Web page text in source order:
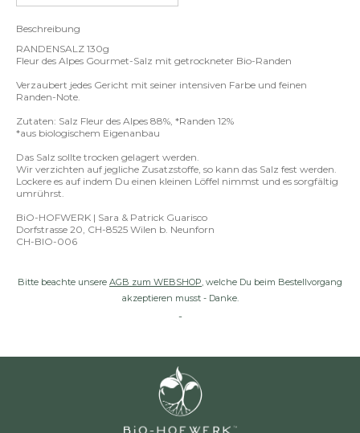
Beschreibung
RANDENSALZ 130g
Fleur des Alpes Gourmet-Salz mit getrockneter Bio-Randen
Verzaubert jedes Gericht mit seiner intensiven Farbe und feinen
Randen-Note.
Zutaten: Salz Fleur des Alpes 88%, *Randen 12%
*aus biologischem Eigenanbau
Das Salz sollte trocken gelagert werden.
Wir verzichten auf jegliche Zusatzstoffe, so kann das Salz fest werden.
Lockere es auf indem Du einen kleinen Löffel nimmst und es sorgfältig
umrührst.
BiO-HOFWERK | Sara & Patrick Guarisco
Dorfstrasse 20, CH-8525 Wilen b. Neunforn
CH-BIO-006
Bitte beachte unsere AGB zum WEBSHOP , welche Du beim Bestellvorgang
akzeptieren musst - Danke.
-